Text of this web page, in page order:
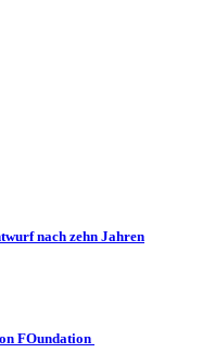
nach zehn Jahren
FOundation